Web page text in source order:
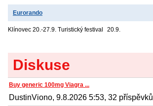
Eurorando
Klínovec 20.-27.9. Turistický festival 20.9.
Diskuse
Buy generic 100mg Viagra ...
DustinViono, 9.8.2026 5:53, 32 příspěvků